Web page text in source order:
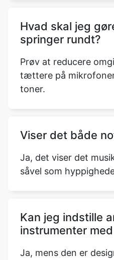
Hvad skal jeg
springer rundt?
Prøv at reducere
tættere på
toner.
Viser det både
Ja, det viser det
såvel som
Kan jeg indstille
instrumenter
Ja, mens den er